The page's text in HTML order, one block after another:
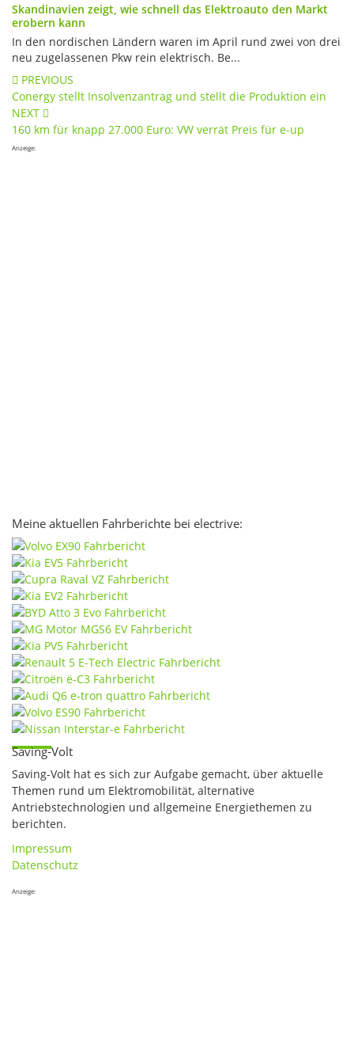
Skandinavien zeigt, wie schnell das Elektroauto den Markt
erobern kann
In den nordischen Ländern waren im April rund zwei von drei
neu zugelassenen Pkw rein elektrisch. Be...
Post
navigation
PREVIOUS
Conergy stellt Insolvenzantrag und stellt die Produktion ein
NEXT
160 km für knapp 27.000 Euro: VW verrät Preis für e-up
Anzeige:
Meine aktuellen Fahrberichte bei electrive:
Saving-Volt
Saving-Volt hat es sich zur Aufgabe gemacht, über aktuelle
Themen rund um Elektromobilität, alternative
Antriebstechnologien und allgemeine Energiethemen zu
berichten.
Impressum
Datenschutz
Anzeige: